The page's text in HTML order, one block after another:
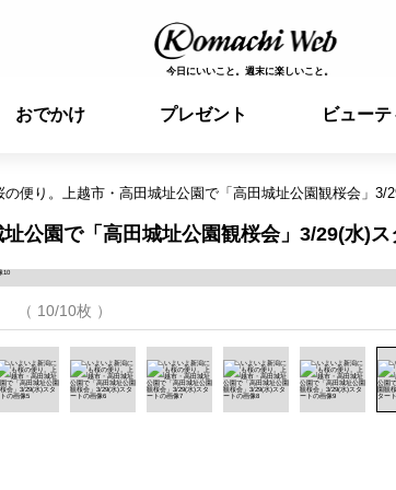
今日にいいこと。週末に楽しいこと。
おでかけ プレゼント ビュー
便り。上越市・高田城址公園で「高田城址公園観桜会」3/
公園で「高田城址公園観桜会」3/29(水)
（ 10/10枚 ）